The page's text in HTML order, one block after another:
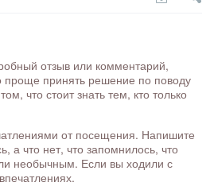
отзыв или комментарий,
принять решение по поводу
что стоит знать тем, кто только
от посещения. Напишите
а что нет, что запомнилось, что
необычным. Если вы ходили с